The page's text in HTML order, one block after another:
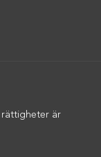
rättigheter är